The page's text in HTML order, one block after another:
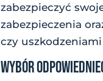
zabezpieczyć
zabezpieczenia
czy
WYBÓR